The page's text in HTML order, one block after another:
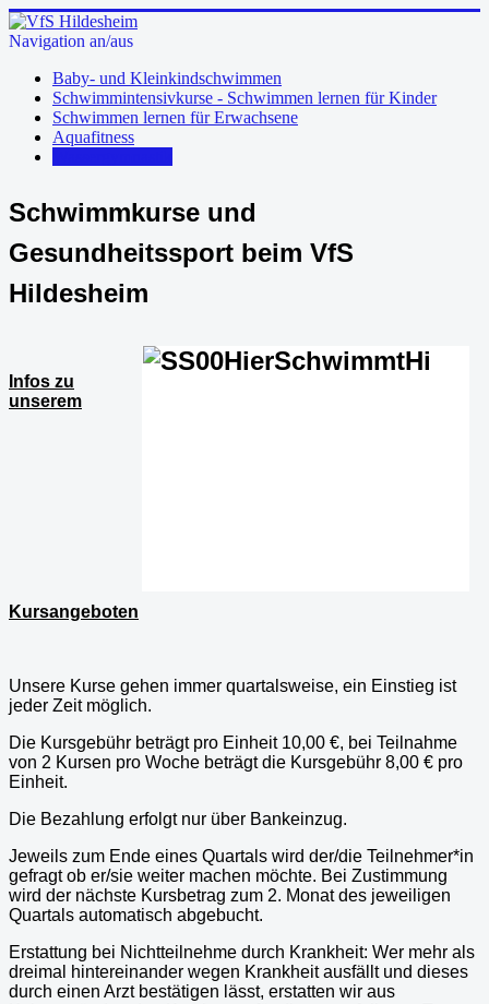
Navigation an/aus
Baby- und Kleinkindschwimmen
Schwimmintensivkurse - Schwimmen lernen für Kinder
Schwimmen lernen für Erwachsene
Aquafitness
Schwimmkurse und
Gesundheitssport beim VfS
Hildesheim
Infos zu
unserem
Kursangeboten
Unsere Kurse gehen immer quartalsweise, ein Einstieg ist
jeder Zeit möglich.
Die Kursgebühr beträgt pro Einheit 10,00 €, bei Teilnahme
von 2 Kursen pro Woche beträgt die Kursgebühr 8,00 € pro
Einheit.
Die Bezahlung erfolgt nur über Bankeinzug.
Jeweils zum Ende eines Quartals wird der/die Teilnehmer*in
gefragt ob er/sie weiter machen möchte. Bei Zustimmung
wird der nächste Kursbetrag zum 2. Monat des jeweiligen
Quartals automatisch abgebucht.
Erstattung bei Nichtteilnehme durch Krankheit: Wer mehr als
dreimal hintereinander wegen Krankheit ausfällt und dieses
durch einen Arzt bestätigen lässt, erstatten wir aus